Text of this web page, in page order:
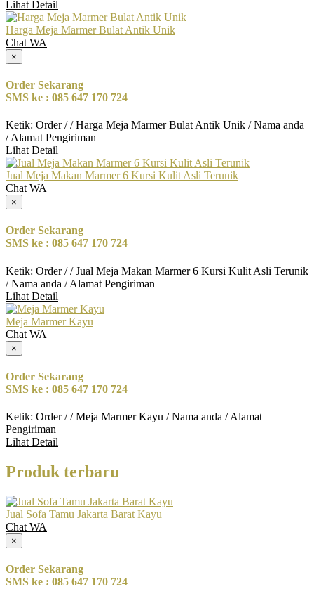
Lihat Detail
Harga Meja Marmer Bulat Antik Unik
Chat WA
×
Order Sekarang
SMS ke : 085 647 170 724
Ketik: Order / / Harga Meja Marmer Bulat Antik Unik / Nama anda
/ Alamat Pengiriman
Lihat Detail
Jual Meja Makan Marmer 6 Kursi Kulit Asli Terunik
Chat WA
×
Order Sekarang
SMS ke : 085 647 170 724
Ketik: Order / / Jual Meja Makan Marmer 6 Kursi Kulit Asli Terunik
/ Nama anda / Alamat Pengiriman
Lihat Detail
Meja Marmer Kayu
Chat WA
×
Order Sekarang
SMS ke : 085 647 170 724
Ketik: Order / / Meja Marmer Kayu / Nama anda / Alamat
Pengiriman
Lihat Detail
Produk terbaru
Jual Sofa Tamu Jakarta Barat Kayu
Chat WA
×
Order Sekarang
SMS ke : 085 647 170 724